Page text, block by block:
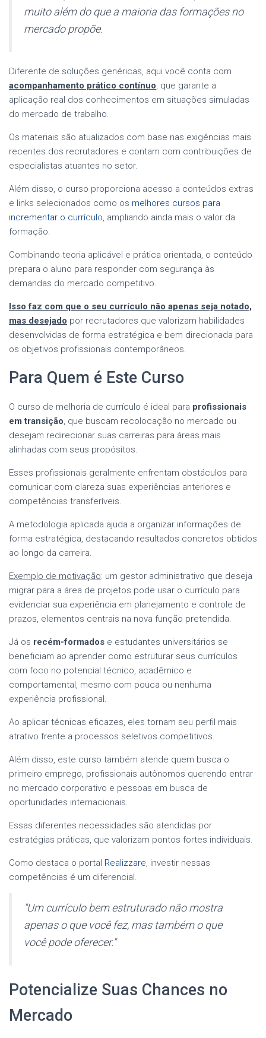
muito além do que a maioria das formações no
mercado propõe.
Diferente de soluções genéricas, aqui você conta com
acompanhamento prático contínuo, que garante a
aplicação real dos conhecimentos em situações simuladas
do mercado de trabalho.
Os materiais são atualizados com base nas exigências mais
recentes dos recrutadores e contam com contribuições de
especialistas atuantes no setor.
Além disso, o curso proporciona acesso a conteúdos extras
e links selecionados como os melhores cursos para
incrementar o currículo, ampliando ainda mais o valor da
formação.
Combinando teoria aplicável e prática orientada, o conteúdo
prepara o aluno para responder com segurança às
demandas do mercado competitivo.
Isso faz com que o seu currículo não apenas seja notado,
mas desejado por recrutadores que valorizam habilidades
desenvolvidas de forma estratégica e bem direcionada para
os objetivos profissionais contemporâneos.
Para Quem é Este Curso
O curso de melhoria de currículo é ideal para profissionais
em transição, que buscam recolocação no mercado ou
desejam redirecionar suas carreiras para áreas mais
alinhadas com seus propósitos.
Esses profissionais geralmente enfrentam obstáculos para
comunicar com clareza suas experiências anteriores e
competências transferíveis.
A metodologia aplicada ajuda a organizar informações de
forma estratégica, destacando resultados concretos obtidos
ao longo da carreira.
Exemplo de motivação: um gestor administrativo que deseja
migrar para a área de projetos pode usar o currículo para
evidenciar sua experiência em planejamento e controle de
prazos, elementos centrais na nova função pretendida.
Já os recém-formados e estudantes universitários se
beneficiam ao aprender como estruturar seus currículos
com foco no potencial técnico, acadêmico e
comportamental, mesmo com pouca ou nenhuma
experiência profissional.
Ao aplicar técnicas eficazes, eles tornam seu perfil mais
atrativo frente a processos seletivos competitivos.
Além disso, este curso também atende quem busca o
primeiro emprego, profissionais autônomos querendo entrar
no mercado corporativo e pessoas em busca de
oportunidades internacionais.
Essas diferentes necessidades são atendidas por
estratégias práticas, que valorizam pontos fortes individuais.
Como destaca o portal Realizzare, investir nessas
competências é um diferencial.
Um currículo bem estruturado não mostra
apenas o que você fez, mas também o que
você pode oferecer.
Potencialize Suas Chances no
Mercado